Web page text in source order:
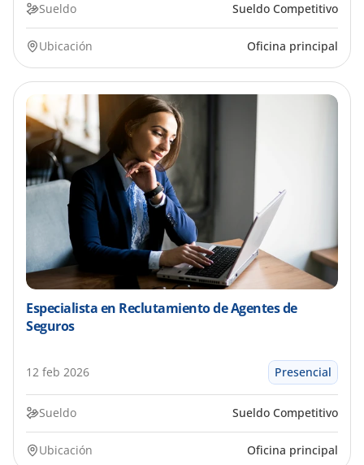
Sueldo Sueldo Competitivo
Ubicación Oficina principal
Especialista en Reclutamiento de Agentes de
Seguros
12 feb 2026 Presencial
Sueldo Sueldo Competitivo
Ubicación Oficina principal